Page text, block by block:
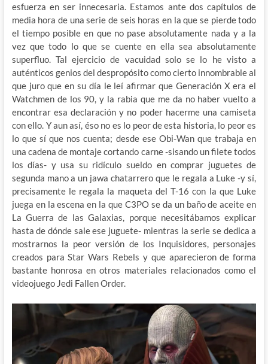
esfuerza en ser innecesaria. Estamos ante dos capítulos de
media hora de una serie de seis horas en la que se pierde todo
el tiempo posible en que no pase absolutamente nada y a la
vez que todo lo que se cuente en ella sea absolutamente
superfluo. Tal ejercicio de vacuidad solo se lo he visto a
auténticos genios del despropósito como cierto innombrable al
que juro que en su día le leí afirmar que Generación X era el
Watchmen de los 90, y la rabia que me da no haber vuelto a
encontrar esa declaración y no poder hacerme una camiseta
con ello. Y aun así, éso no es lo peor de esta historia, lo peor es
lo que sí que nos cuenta; desde ese Obi-Wan que trabaja en
una cadena de montaje cortando carne -sisando un filete todos
los días- y usa su ridículo sueldo en comprar juguetes de
segunda mano a un jawa chatarrero que le regala a Luke -y sí,
precisamente le regala la maqueta del T-16 con la que Luke
juega en la escena en la que C3PO se da un baño de aceite en
La Guerra de las Galaxias, porque necesitábamos explicar
hasta de dónde sale ese juguete- mientras la serie se dedica a
mostrarnos la peor versión de los Inquisidores, personajes
creados para Star Wars Rebels y que aparecieron de forma
bastante honrosa en otros materiales relacionados como el
videojuego Jedi Fallen Order.